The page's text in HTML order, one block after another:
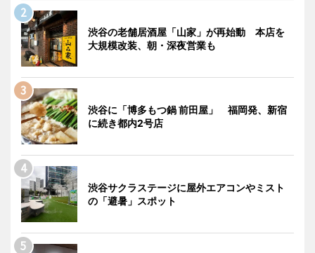
渋谷の老舗居酒屋「山家」が再始動 本店を
大規模改装、朝・深夜営業も
渋谷に「博多もつ鍋 前田屋」 福岡発、新宿
に続き都内2号店
渋谷サクラステージに屋外エアコンやミスト
の「避暑」スポット